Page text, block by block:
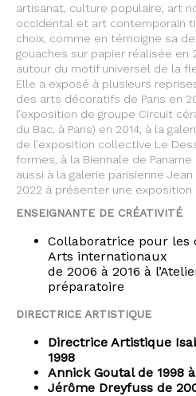
artisanat, culture populaire, art
occidental et art contemporain
choix, comme en témoigne sa
gouaches sur papier réalisée en
autour du motif universel de la
Elle a exposé à plusieurs
des arts décoratifs de Paris en
l’exposition de groupe Circuit
du Bac, à Paris) en 2014, à la
de l’exposition collective Le
formes, à la Biennale de Paname
aussi à la galerie parisienne Jean
2022 à présenter une exposition
ENSEIGNANTE DE CRÉATIVITÉ
Collaboratrice pour les
Arts internationaux
de 2006 à 2016 à
préparatoire
DIRECTRICE ARTISTIQUE
Directrice Artistique
1998
Annick Goutal de 1998
Jérôme Dreyfuss de